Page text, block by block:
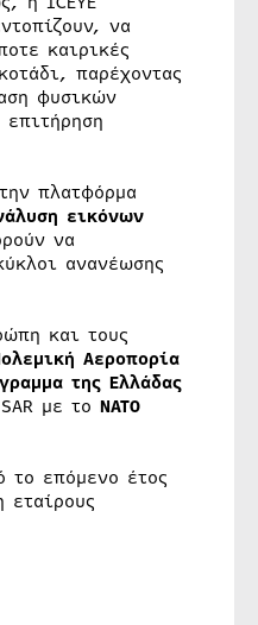
να
καιρικές
παρέχοντας
φυσικών
πλατφόρμα
εικόνων
να
ανανέωσης
και τους
Αεροπορία
της Ελλάδας
με το NATO
το επόμενο έτος